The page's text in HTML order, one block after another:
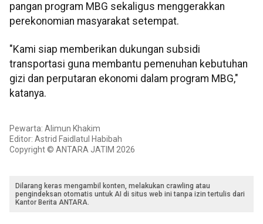
pangan program MBG sekaligus menggerakkan
perekonomian masyarakat setempat.
"Kami siap memberikan dukungan subsidi
transportasi guna membantu pemenuhan kebutuhan
gizi dan perputaran ekonomi dalam program MBG,"
katanya.
Pewarta: Alimun Khakim
Editor: Astrid Faidlatul Habibah
Copyright © ANTARA JATIM 2026
Dilarang keras mengambil konten, melakukan crawling atau
pengindeksan otomatis untuk AI di situs web ini tanpa izin tertulis dari
Kantor Berita ANTARA.